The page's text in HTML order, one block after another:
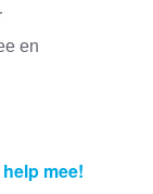
mee!